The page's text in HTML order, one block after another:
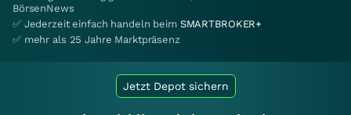
BörsenNews
✅ Jederzeit einfach handeln beim SMARTBROKER+
✅ mehr als 25 Jahre Marktpräsenz
Jetzt Depot sichern